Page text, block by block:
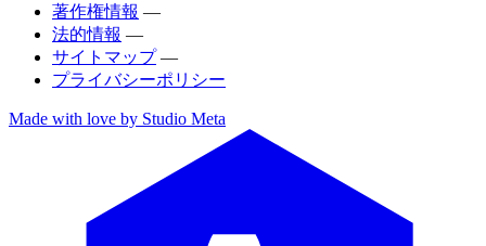
著作権情報 —
法的情報 —
サイトマップ —
プライバシーポリシー
Made with love by Studio Meta